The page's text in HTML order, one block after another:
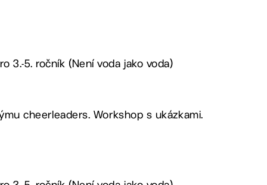
3.-5. ročník (Není voda jako voda)
cheerleaders. Workshop s ukázkami.